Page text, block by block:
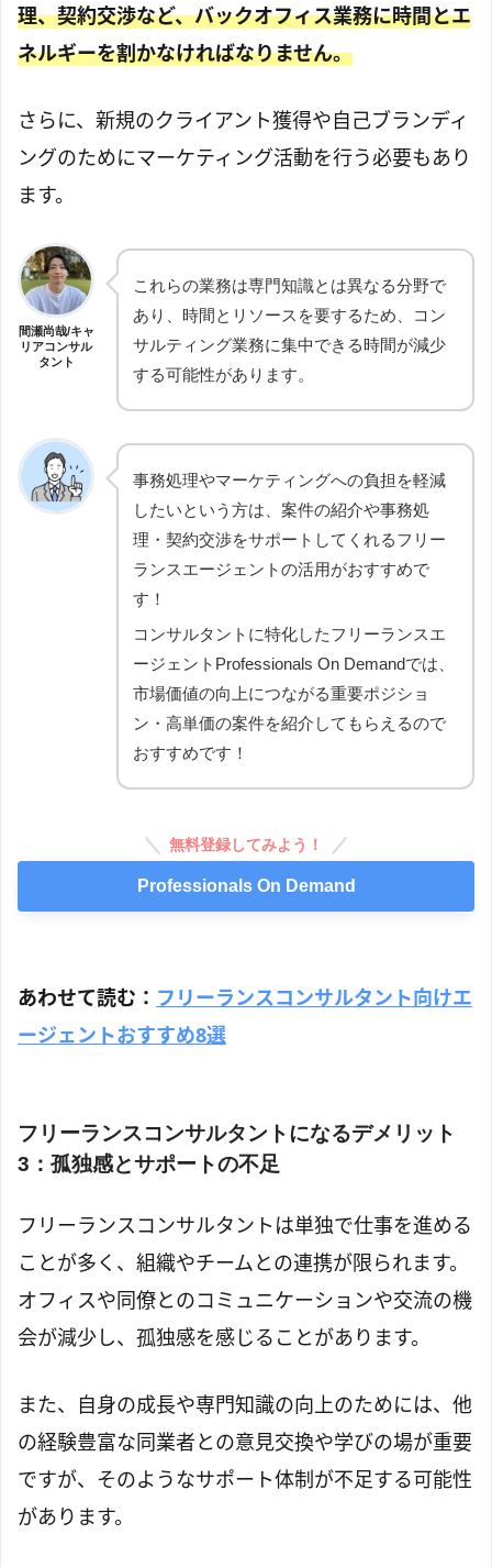
理、契約交渉など、バックオフィス業務に時間とエ
ネルギーを割かなければなりません。
さらに、新規のクライアント獲得や自己ブランディ
ングのためにマーケティング活動を行う必要もあり
ます。
間瀬尚哉/キャ
リアコンサル
タント
これらの業務は専門知識とは異なる分野で
あり、時間とリソースを要するため、コン
サルティング業務に集中できる時間が減少
する可能性があります。
事務処理やマーケティングへの負担を軽減
したいという方は、案件の紹介や事務処
理・契約交渉をサポートしてくれるフリー
ランスエージェントの活用がおすすめで
す！
コンサルタントに特化したフリーランスエ
ージェントProfessionals On Demandでは、
市場価値の向上につながる重要ポジショ
ン・高単価の案件を紹介してもらえるので
おすすめです！
無料登録してみよう！
Professionals On Demand
あわせて読む： フリーランスコンサルタント向けエ
ージェントおすすめ8選
フリーランスコンサルタントになるデメリット
3：孤独感とサポートの不足
フリーランスコンサルタントは単独で仕事を進める
ことが多く、組織やチームとの連携が限られます。
オフィスや同僚とのコミュニケーションや交流の機
会が減少し、孤独感を感じることがあります。
また、自身の成長や専門知識の向上のためには、他
の経験豊富な同業者との意見交換や学びの場が重要
ですが、そのようなサポート体制が不足する可能性
があります。